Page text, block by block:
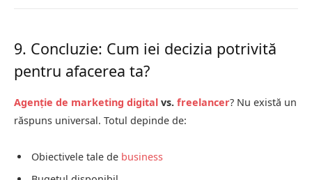
9. Concluzie: Cum iei decizia potrivită
pentru afacerea ta?
Agenție de marketing digital vs. freelancer? Nu există un
răspuns universal. Totul depinde de:
Obiectivele tale de business